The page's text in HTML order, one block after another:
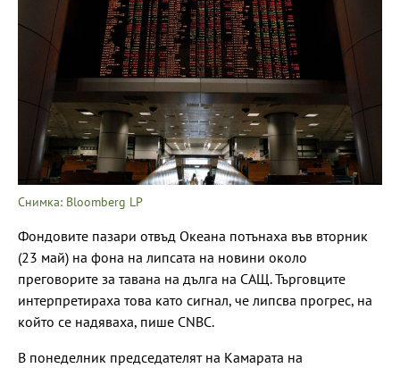
Снимка: Bloomberg LP
Фондовите пазари отвъд Океана потънаха във вторник
(23 май) на фона на липсата на новини около
преговорите за тавана на дълга на САЩ. Търговците
интерпретираха това като сигнал, че липсва прогрес, на
който се надяваха, пише CNBC.
В понеделник председателят на Камарата на